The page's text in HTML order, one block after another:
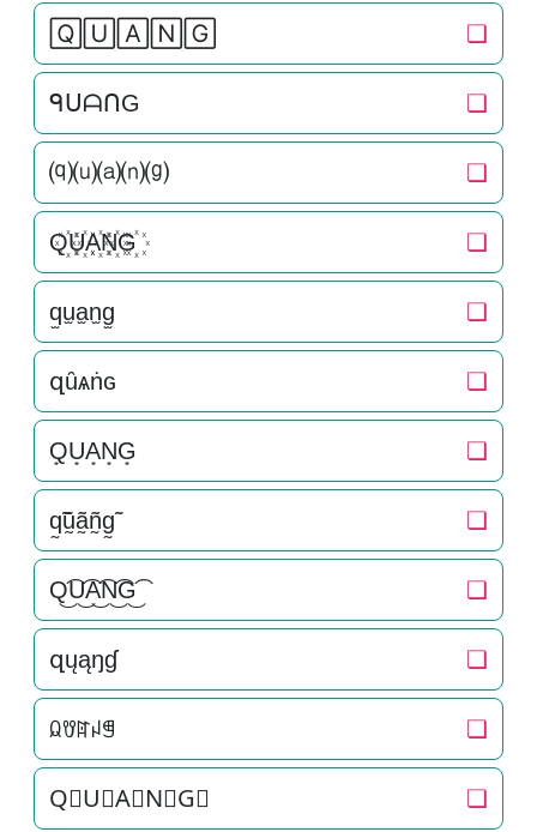
🅀🅄🄰🄽🄶 ❏
ᑫᑌᗩᑎG ❏
⒬⒰⒜⒩⒢ ❏
Q꙰U꙰A꙰N꙰G꙰ ❏
q̫u̫a̫n̫g̫ ❏
զȗѧṅɢ ❏
Q͙U͙A͙N͙G͙ ❏
q̰̃ṵ̃ã̰ñ̰g̰̃ ❏
Q͜͡U͜͡A͜͡N͜͡G͜͡ ❏
զųąŋɠ ❏
ꆰꀎꍏꈤꁅ ❏
Q⃟U⃟A⃟N⃟G⃟ ❏